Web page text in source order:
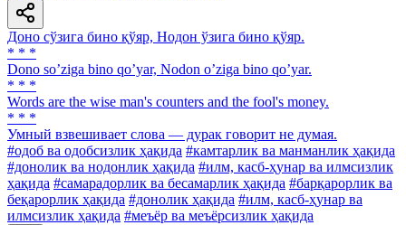
Доно сўзига бино қўяр, Нодон ўзига бино қўяр.
* * *
Dono soʼziga bino qoʼyar, Nodon oʼziga bino qoʼyar.
* * *
Words are the wise man's counters and the fool's money.
* * *
Умный взвешивает слова — дурак говорит не думая.
#одоб ва одобсизлик ҳақида #камтарлик ва манманлик ҳақида
#донолик ва нодонлик ҳақида #илм, касб-ҳунар ва илмсизлик
ҳақида #самарадорлик ва бесамарлик ҳақида #барқарорлик ва
беқарорлик ҳақида #донолик ҳақида #илм, касб-ҳунар ва
илмсизлик ҳақида #меъёр ва меъёрсизлик ҳақида